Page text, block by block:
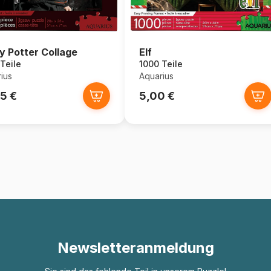
Potter Collage
€
Elf
1000 Teile
Aquarius
5,00 €
Newsletteranmeldung